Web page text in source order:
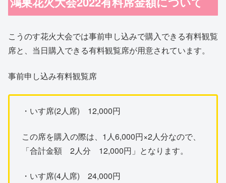
こうのす花火大会では事前申し込みで購入できる有料観覧
席と、当日購入できる有料観覧席が用意されています。
事前申し込み有料観覧席
・いす席(2人席) 12,000円
この席を購入の際は、1人6,000円×2人分なので、
「合計金額 2人分 12,000円」となります。
・いす席(4人席) 24,000円